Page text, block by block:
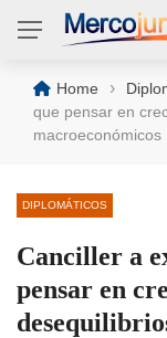
Home ›
que pensar en
macroeconómicos
DIPLOMÁTICOS
Canciller a
pensar en